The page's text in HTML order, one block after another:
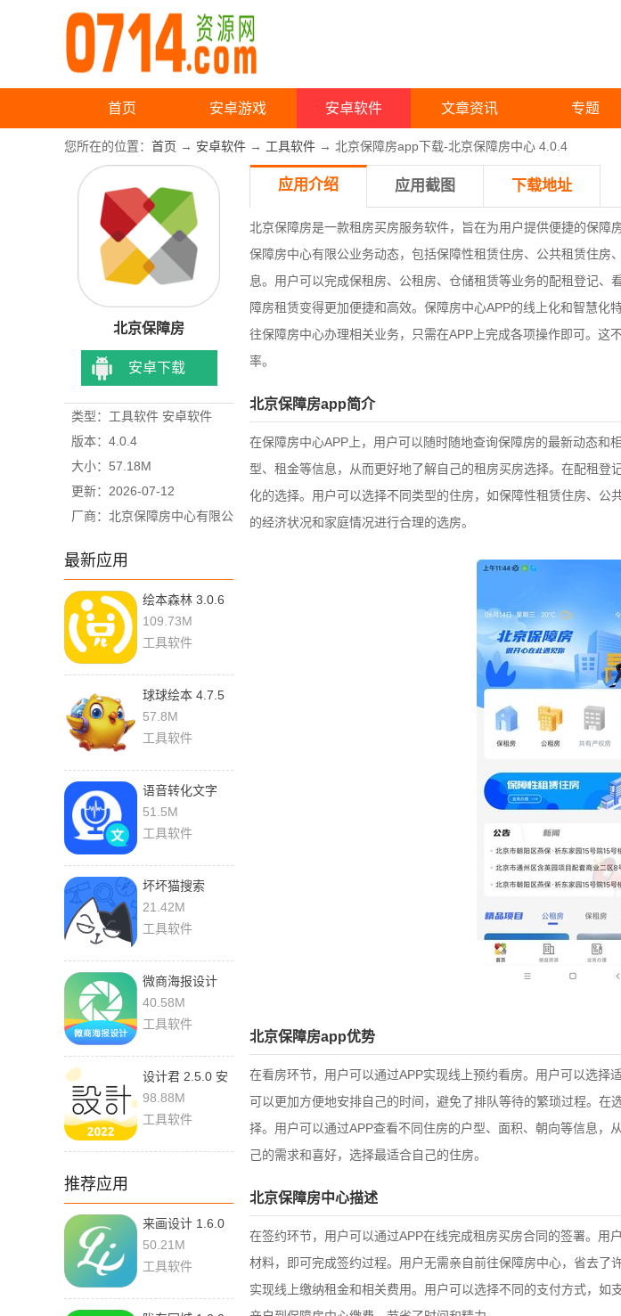
首页 安卓游戏 安卓软件 文章资讯 专题
您所在的位置： 首页 → 安卓软件 → 工具软件 → 北京保障房app下载-北京保障房中心 4.0.4
北京保障房
安卓下载
类型：工具软件 安卓软件
版本：4.0.4
大小：57.18M
更新：2026-07-12
厂商：北京保障房中心有限公
最新应用
绘本森林 3.0.6
安卓版
109.73M
工具软件
球球绘本 4.7.5
安卓版
57.8M
工具软件
语音转化文字
1.7.2 安卓版
51.5M
工具软件
坏坏猫搜索
1.5.0.5 安卓版
21.42M
工具软件
微商海报设计
1.2.0 安卓版
40.58M
工具软件
设计君 2.5.0 安
卓版
98.88M
工具软件
推荐应用
来画设计 1.6.0
安卓版
50.21M
工具软件
应用介绍 应用截图 下载地址
北京保障房是一款租房买房服务软件，旨在为用户提供便捷的保障
保障房中心有限公业务动态，包括保障性租赁住房、公共租赁住房
息。 用户可以完成保租房、公租房、仓储租赁等业务的配租登记、
障房租赁变得更加便捷和高效。保障房中心APP的线上化和智慧化
往保障房中心办理相关业务，只需在APP上完成各项操作即可。这
率。
北京保障房app简介
在保障房中心APP上，用户可以随时随地查询保障房的最新动态和
型、租金等信息，从而更好地了解自己的租房买房选择。在配租登
化的选择。用户可以选择不同类型的住房，如保障性租赁住房、公
的经济状况和家庭情况进行合理的选房。
北京保障房app优势
在看房环节，用户可以通过APP实现线上预约看房。用户可以选择
可以更加方便地安排自己的时间，避免了排队等待的繁琐过程。在
择。用户可以通过APP查看不同住房的户型、面积、朝向等信息，
己的需求和喜好，选择最适合自己的住房。
北京保障房中心描述
在签约环节，用户可以通过APP在线完成租房买房合同的签署。用
材料，即可完成签约过程。用户无需亲自前往保障房中心，省去了
实现线上缴纳租金和相关费用。用户可以选择不同的支付方式，如